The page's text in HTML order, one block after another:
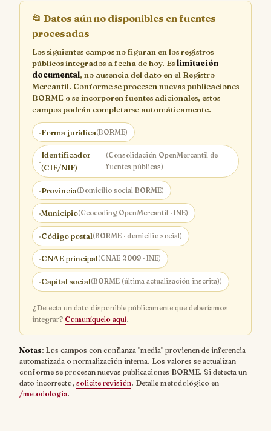
📂 Datos aún no disponibles en fuentes
procesadas
Los siguientes campos no figuran en los registros
públicos integrados a fecha de hoy. Eslimitación
documental, no ausencia del dato en el Registro
Mercantil. Conforme se procesen nuevas publicaciones
BORME o se incorporen fuentes adicionales, estos
campos podrán completarse automáticamente.
·Forma jurídica(BORME)
·
Identificador
(CIF/NIF)
(Consolidación OpenMercantil de
fuentes públicas)
·Provincia(Domicilio social BORME)
·Municipio(Geocoding OpenMercantil · INE)
·Código postal(BORME · domicilio social)
·CNAE principal(CNAE 2009 · INE)
·Capital social(BORME (última actualización inscrita))
¿Detecta un dato disponible públicamente que deberíamos
integrar? Comuníquelo aquí.
Notas: Los campos con confianza "media" provienen de inferencia
automatizada o normalización interna. Los valores se actualizan
conforme se procesan nuevas publicaciones BORME. Si detecta un
dato incorrecto, solicite revisión. Detalle metodológico en
/metodologia.